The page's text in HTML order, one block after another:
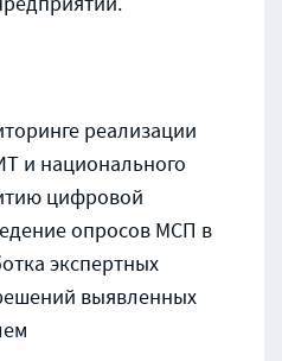
реализации
и национального
цифровой
опросов МСП в
экспертных
выявленных